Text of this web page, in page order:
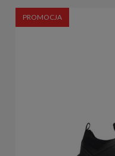
PROMOCJA